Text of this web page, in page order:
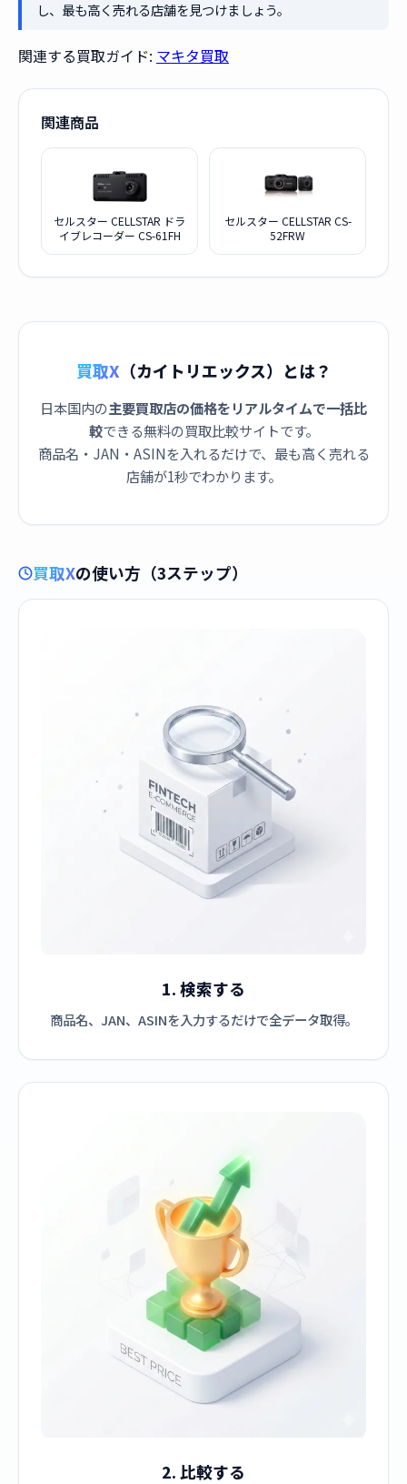
し、最も高く売れる店舗を見つけましょう。
関連する買取ガイド: マキタ買取
関連商品
セルスター CELLSTAR ドラ
イブレコーダー CS-61FH
セルスター CELLSTAR CS-
52FRW
買取X （カイトリエックス）とは？
日本国内の主要買取店の価格をリアルタイムで一括比
較できる無料の買取比較サイトです。
商品名・JAN・ASINを入れるだけで、最も高く売れる
店舗が1秒でわかります。
買取Xの使い方（3ステップ）
1. 検索する
商品名、JAN、ASINを入力するだけで全データ取得。
2. 比較する